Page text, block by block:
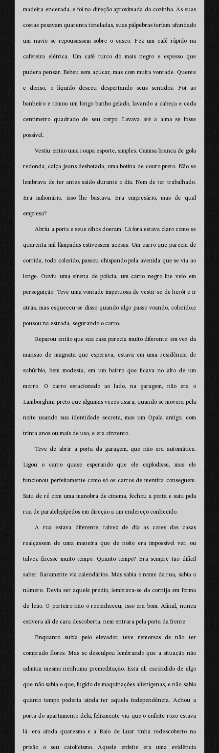
madeira encerada, e foi na direção aproximada da cozinha. As suas
costas pesavam quarenta toneladas, suas pálpebras teriam afundado
um navio se repousassem sobre o casco. Fez um café rápido na
cafeteira elétrica. Um café turco do mais negro e espesso que
pudera pensar. Bebeu sem açúcar, mas com muita vontade. Quente
e denso, o líquido desceu despertando seus sentidos. Foi ao
banheiro e tomou um longo banho gelado, lavando a cabeça e cada
centímetro quadrado de seu corpo. Lavava até a alma se fosse
possível.
Vestiu então uma roupa esporte, simples. Camisa branca de gola
redonda, calça jeans desbotada, uma botina de couro preto. Não se
lembrava de ter antes saído durante o dia. Nem de ter trabalhado.
Era milionário, isso lhe bastava. Era empresário, mas de qual
empresa?
Abriu a porta e seus olhos doeram. Lá fora estava claro como se
quarenta mil lâmpadas estivessem acesas. Um carro que parecia de
corrida, todo colorido, passou chispando pela avenida que se via ao
longe. Ouviu uma sirena de polícia, um carro negro lhe veio em
perseguição. Teve uma vontade impetuosa de vestir-se de herói e ir
atrás, mas esqueceu-se disso quando algo passo voando, colorido,e
pousou na estrada, segurando o carro.
Reparou então que sua casa parecia muito diferente: em vez da
mansão de magnata que esperava, estava em uma residência de
subúrbio, bem modesta, em um bairro que ficava no alto de um
morro. O carro estacionado ao lado, na garagem, não era o
Lamborghini preto que algumas vezes usara, quando se movera pela
noite usando sua identidade secreta, mas um Opala antigo, com
trinta anos ou mais de uso, e era cinzento.
Teve de abrir a porta da garagem, que não era automática.
Ligou o carro quase esperando que ele explodisse, mas ele
funcionou perfeitamente como só os carros de mentira conseguem.
Saiu de ré com uma manobra de cinema, fechou a porta e saiu pela
rua de paralelepípedos em direção a um endereço conhecido.
A rua estava diferente, talvez de dia as cores das casas
realçassem de uma maneira que de noite era impossível ver, ou
talvez fizesse muito tempo. Quanto tempo? Era sempre tão difícil
saber. Raramente via calendários. Mas sabia o nome da rua, sabia o
número. Devia ser aquele prédio, lembrava-se da cornija em forma
de leão. O porteiro não o reconheceu, isso era bom. Afinal, nunca
estivera ali de cara descoberta, nem entrara pela porta da frente.
Enquanto subia pelo elevador, teve remorsos de não ter
comprado flores. Mas se desculpou lembrando que a situação não
admitia mesmo nenhuma premeditação. Esta ali escondido de algo
que não sabia o que, fugido de maquinações alienígenas, e não sabia
quanto tempo poderia ainda ter aquela independência. Achou a
porta do apartamento dela, felizmente viu que o enfeite roxo estava
lá: era ainda quaresma e a Raio de Luar tinha redescoberto na
prisão o seu catolicismo. Aquele enfeite era uma evidência